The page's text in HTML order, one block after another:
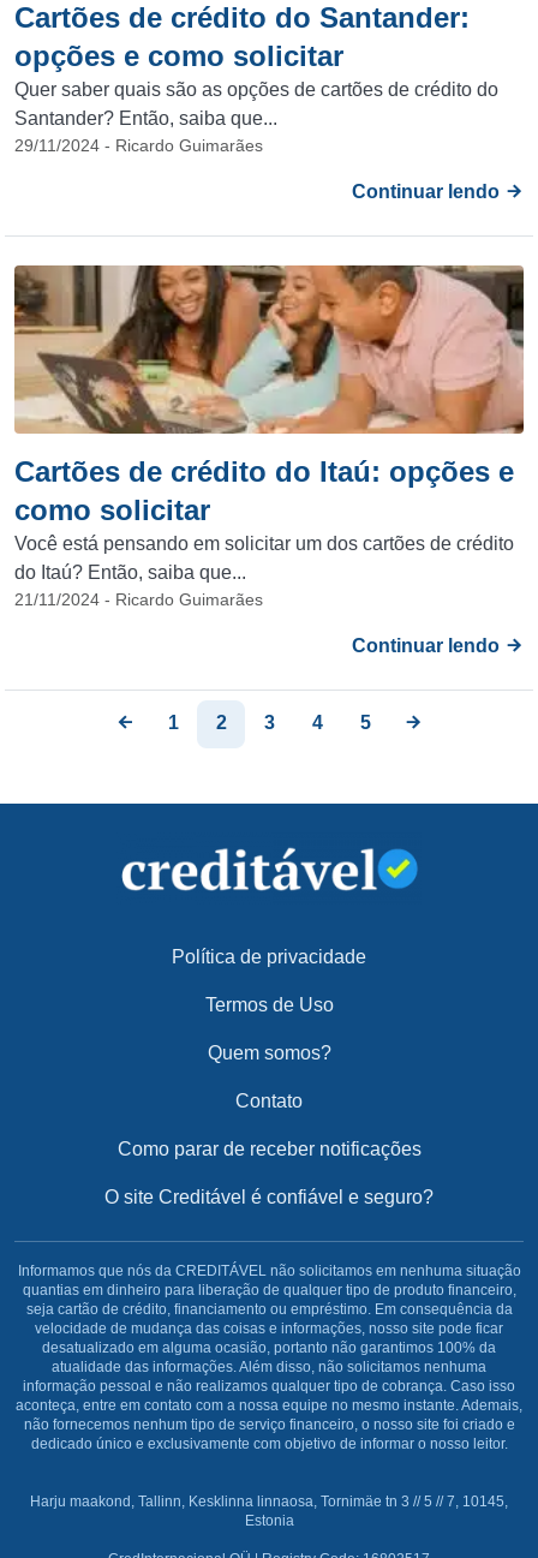
Cartões de crédito do Santander:
opções e como solicitar
Quer saber quais são as opções de cartões de crédito do
Santander? Então, saiba que...
29/11/2024 - Ricardo Guimarães
Continuar lendo
Cartões de crédito do Itaú: opções e
como solicitar
Você está pensando em solicitar um dos cartões de crédito
do Itaú? Então, saiba que...
21/11/2024 - Ricardo Guimarães
Continuar lendo
1 2 3 4 5
Política de privacidade
Termos de Uso
Quem somos?
Contato
Como parar de receber notificações
O site Creditável é confiável e seguro?
Informamos que nós da CREDITÁVEL não solicitamos em nenhuma situação
quantias em dinheiro para liberação de qualquer tipo de produto financeiro,
seja cartão de crédito, financiamento ou empréstimo. Em consequência da
velocidade de mudança das coisas e informações, nosso site pode ficar
desatualizado em alguma ocasião, portanto não garantimos 100% da
atualidade das informações. Além disso, não solicitamos nenhuma
informação pessoal e não realizamos qualquer tipo de cobrança. Caso isso
aconteça, entre em contato com a nossa equipe no mesmo instante. Ademais,
não fornecemos nenhum tipo de serviço financeiro, o nosso site foi criado e
dedicado único e exclusivamente com objetivo de informar o nosso leitor.
Harju maakond, Tallinn, Kesklinna linnaosa, Tornimäe tn 3 // 5 // 7, 10145,
Estonia